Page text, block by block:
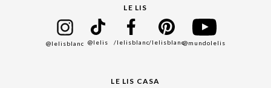
Black Friday
LE LIS
@lelisblanc @lelis /lelisblanc/lelisblanc@mundolelis
LE LIS CASA